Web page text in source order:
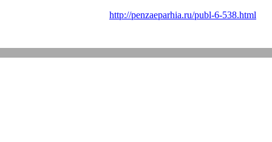
http://penzaeparhia.ru/publ-6-538.html